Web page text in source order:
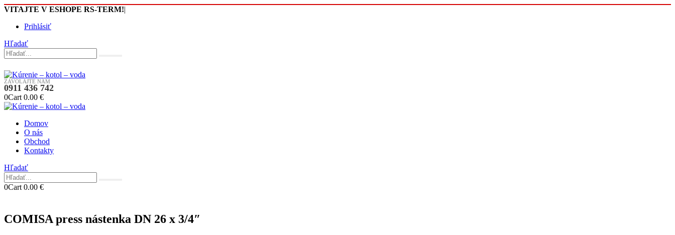
VITAJTE V ESHOPE RS-TERM!|
Prihlásiť
Hľadať
ZAVOLAJTE NÁM
0911 436 742
0Cart 0.00 €
Domov
O nás
Obchod
Kontakty
Hľadať
0Cart 0.00 €
COMISA press nástenka DN 26 x 3/4″